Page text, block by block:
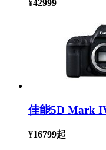
¥42999
佳能5D Mark
¥16799起